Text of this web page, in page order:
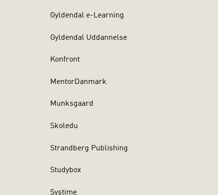
Gyldendal e-Learning
Gyldendal Uddannelse
Konfront
MentorDanmark
Munksgaard
Skoledu
Strandberg Publishing
Studybox
Systime